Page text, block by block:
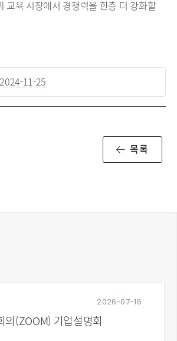
교육 시장에서 경쟁력을 한층 더 강화할
11-25
목록
2026-07-16
의(ZOOM) 기업설명회